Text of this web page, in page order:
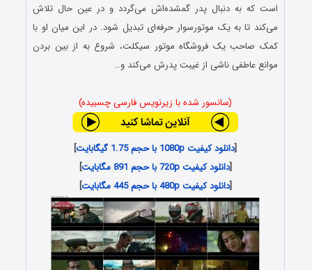
است که به دنبال پدر گمشده‌اش می‌گردد و در عین حال تلاش
می‌کند تا به یک موتورسوار حرفه‌ای تبدیل شود. در این میان او با
کمک صاحب یک فروشگاه موتور سیکلت، شروع به از بین بردن
موانع عاطفی ناشی از غیبت پدرش می‌کند و…
(سانسور شده با زیرنویس فارسی چسبیده)
[دانلود کیفیت 1080p با حجم 1.75 گیگابایت
]
[دانلود کیفیت 720p با حجم 891 مگابایت
]
[دانلود کیفیت 480p با حجم 445 مگابایت ]